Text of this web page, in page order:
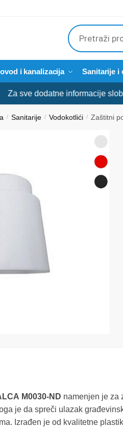
Products
search
i kanalizacija Sanitarije i
dodatne informacije slobodno
/ Sanitarije / Vodokotlići / Zaštitni
M0030-ND namenjen je za
je da spreči ulazak
Izrađen je od kvalitetne